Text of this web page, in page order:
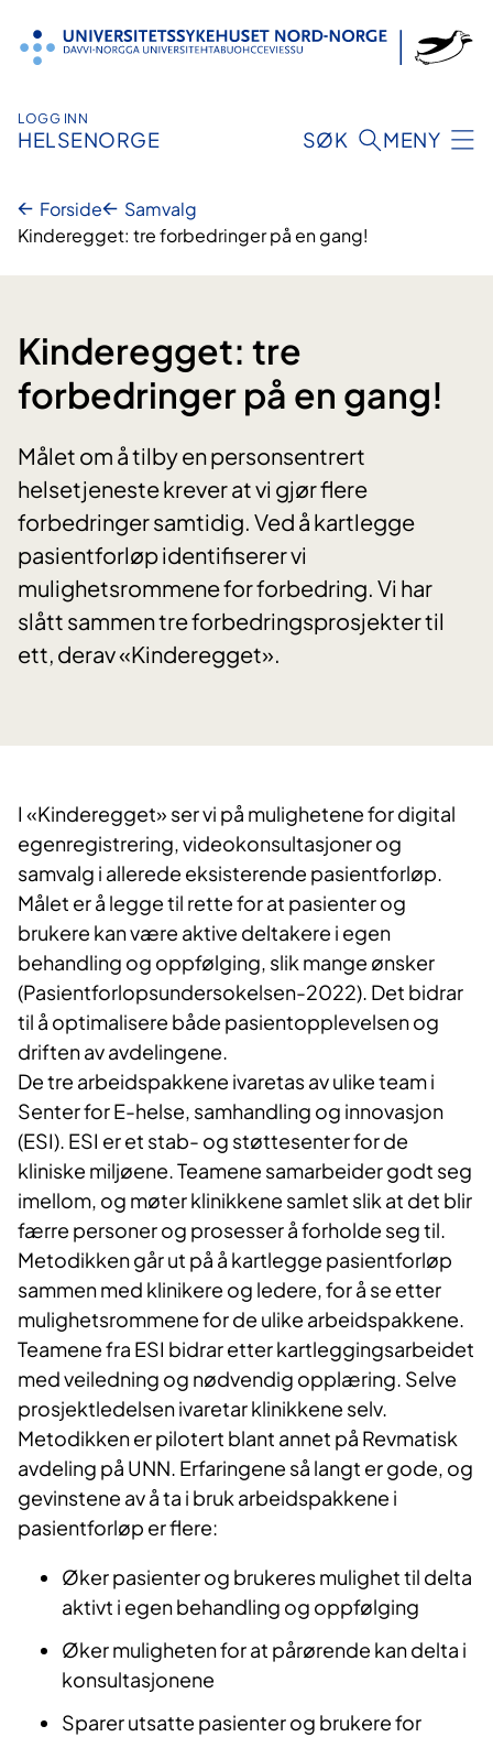
innhold
LOGG INN
HELSENORGE SØK MENY
Forside
Samvalg
Kinderegget: tre forbedringer på en gang!
Kinderegget: tre
forbedringer på en gang!
Målet om å tilby en personsentrert
helsetjeneste krever at vi gjør flere
forbedringer samtidig. Ved å kartlegge
pasientforløp identifiserer vi
mulighetsrommene for forbedring. Vi har
slått sammen tre forbedringsprosjekter til
ett, derav «Kinderegget».
I «Kinderegget» ser vi på mulighetene for digital
egenregistrering, videokonsultasjoner og
samvalg i allerede eksisterende pasientforløp.
Målet er å legge til rette for at pasienter og
brukere kan være aktive deltakere i egen
behandling og oppfølging, slik mange ønsker
(Pasientforlopsundersokelsen-2022). Det bidrar
til å optimalisere både pasientopplevelsen og
driften av avdelingene.
De tre arbeidspakkene ivaretas av ulike team i
Senter for E-helse, samhandling og innovasjon
(ESI). ESI er et stab- og støttesenter for de
kliniske miljøene. Teamene samarbeider godt seg
imellom, og møter klinikkene samlet slik at det blir
færre personer og prosesser å forholde seg til.
Metodikken går ut på å kartlegge pasientforløp
sammen med klinikere og ledere, for å se etter
mulighetsrommene for de ulike arbeidspakkene.
Teamene fra ESI bidrar etter kartleggingsarbeidet
med veiledning og nødvendig opplæring. Selve
prosjektledelsen ivaretar klinikkene selv.
Metodikken er pilotert blant annet på Revmatisk
avdeling på UNN. Erfaringene så langt er gode, og
gevinstene av å ta i bruk arbeidspakkene i
pasientforløp er flere:
Øker pasienter og brukeres mulighet til delta
aktivt i egen behandling og oppfølging
Øker muligheten for at pårørende kan delta i
konsultasjonene
Sparer utsatte pasienter og brukere for